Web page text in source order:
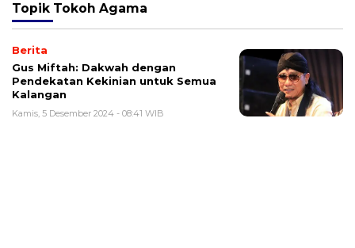
Topik Tokoh Agama
Berita
Gus Miftah: Dakwah dengan
Pendekatan Kekinian untuk Semua
Kalangan
Kamis, 5 Desember 2024 - 08:41 WIB